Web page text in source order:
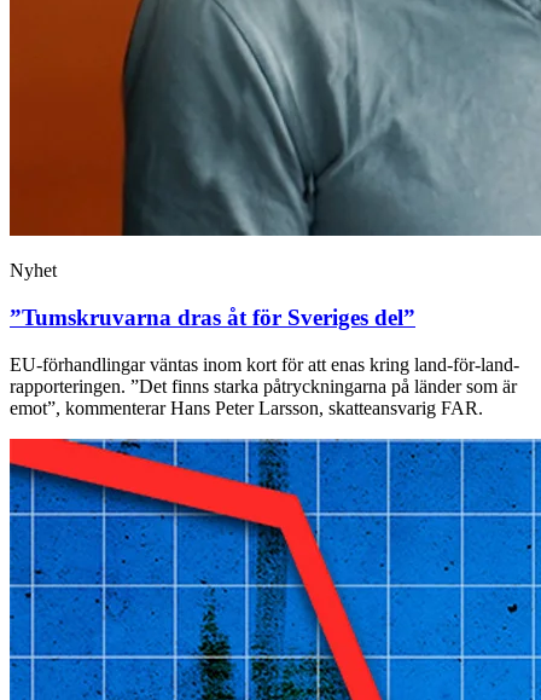
Nyhet
”Tumskruvarna dras åt för Sveriges del”
EU-förhandlingar väntas inom kort för att enas kring land-för-land-
rapporteringen. ”Det finns starka påtryckningarna på länder som är
emot”, kommenterar Hans Peter Larsson, skatteansvarig FAR.